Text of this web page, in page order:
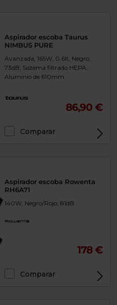
Aspirador escoba Taurus
NIMBUS PURE
Avanzada, 165W, 0.6lt, Negro,
73dB, Sistema filtrado HEPA,
Aluminio de 610mm
86,90 €
Comparar
Aspirador escoba Rowenta
RH6A71
140W, Negro/Rojo, 81dB
178 €
Comparar